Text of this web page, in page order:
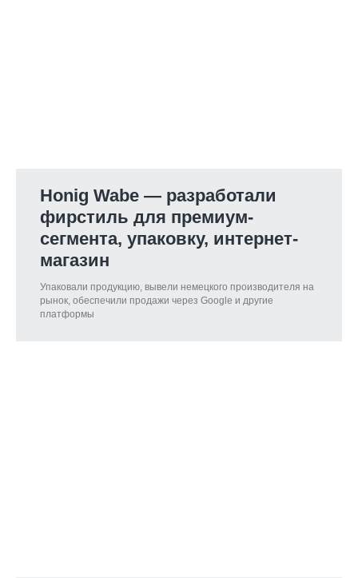
Honig Wabe — разработали
фирстиль для премиум-
сегмента, упаковку, интернет-
магазин
Упаковали продукцию, вывели немецкого производителя на
рынок, обеспечили продажи через Google и другие
платформы